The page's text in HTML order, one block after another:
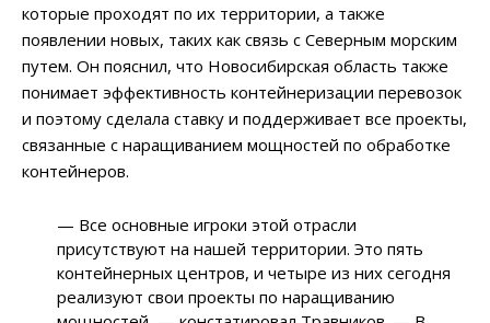
которые проходят по их территории, а также
появлении новых, таких как связь с Северным морским
путем. Он пояснил, что Новосибирская область также
понимает эффективность контейнеризации перевозок
и поэтому сделала ставку и поддерживает все проекты,
связанные с наращиванием мощностей по обработке
контейнеров.
— Все основные игроки этой отрасли
присутствуют на нашей территории. Это пять
контейнерных центров, и четыре из них сегодня
реализуют свои проекты по наращиванию